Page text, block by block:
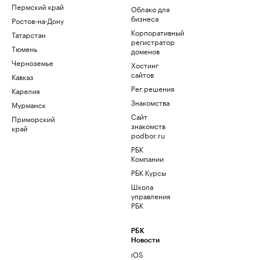
Пермский край
Ростов-на-Дону
Татарстан
Тюмень
Черноземье
Кавказ
Карелия
Мурманск
Приморский
край
Облако для
бизнеса
Корпоративный
регистратор
доменов
Хостинг
сайтов
Рег.решения
Знакомства
Сайт
знакомств
podbor.ru
РБК
Компании
РБК Курсы
Школа
управления
РБК
РБК
Новости
iOS